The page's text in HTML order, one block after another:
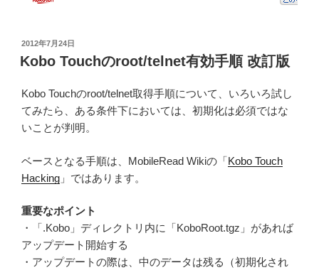
投
稿
日:
2012年7月24日
Kobo Touchのroot/telnet有効手順 改訂版
Kobo Touchのroot/telnet取得手順について、いろいろ試し
てみたら、ある条件下においては、初期化は必須ではな
いことが判明。
ベースとなる手順は、MobileRead Wikiの「Kobo Touch
Hacking 」ではあります。
重要なポイント
・「.Kobo」ディレクトリ内に「KoboRoot.tgz」があれば
アップデート開始する
・アップデートの際は、中のデータは残る（初期化され